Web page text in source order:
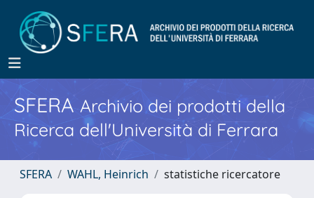
SFERA Archivio dei prodotti della
Ricerca dell'Università di Ferrara
SFERA WAHL, Heinrich statistiche ricercatore